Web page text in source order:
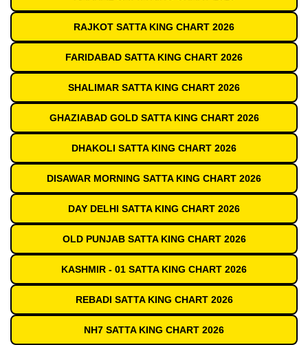
RAJKOT SATTA KING CHART 2026
FARIDABAD SATTA KING CHART 2026
SHALIMAR SATTA KING CHART 2026
GHAZIABAD GOLD SATTA KING CHART 2026
DHAKOLI SATTA KING CHART 2026
DISAWAR MORNING SATTA KING CHART 2026
DAY DELHI SATTA KING CHART 2026
OLD PUNJAB SATTA KING CHART 2026
KASHMIR - 01 SATTA KING CHART 2026
REBADI SATTA KING CHART 2026
NH7 SATTA KING CHART 2026